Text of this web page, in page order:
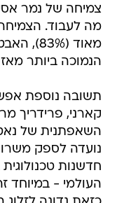
צמיחה של נמר
מה לעבוד.
מאוד
הנמוכה ביותר
תשובה נוספת
קארני, פרידריך
השאפתנית של
נועדה לספק
חדשנות
העולמי - במיוחד